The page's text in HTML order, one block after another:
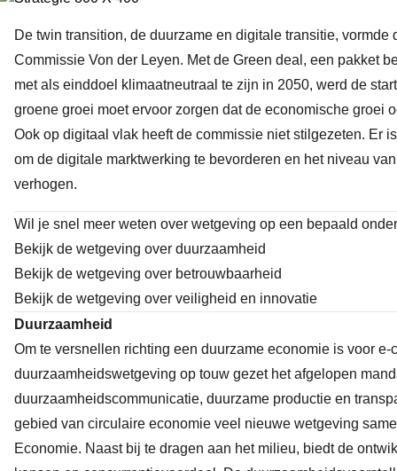
De twin transition, de duurzame en digitale transitie,
Commissie Von der Leyen. Met de Green deal, een pakket
met als einddoel klimaatneutraal te zijn in 2050, werd de
groene groei moet ervoor zorgen dat de economische groei
Ook op digitaal vlak heeft de commissie niet stilgezeten. Er
om de digitale marktwerking te bevorderen en het niveau
verhogen.
Wil je snel meer weten over wetgeving op een bepaald
Bekijk de wetgeving over duurzaamheid
Bekijk de wetgeving over betrouwbaarheid
Bekijk de wetgeving over veiligheid en innovatie
Duurzaamheid
Om te versnellen richting een duurzame economie is voor
duurzaamheidswetgeving op touw gezet het afgelopen
duurzaamheidscommunicatie, duurzame productie en
gebied van circulaire economie veel nieuwe wetgeving
Economie. Naast bij te dragen aan het milieu, biedt de